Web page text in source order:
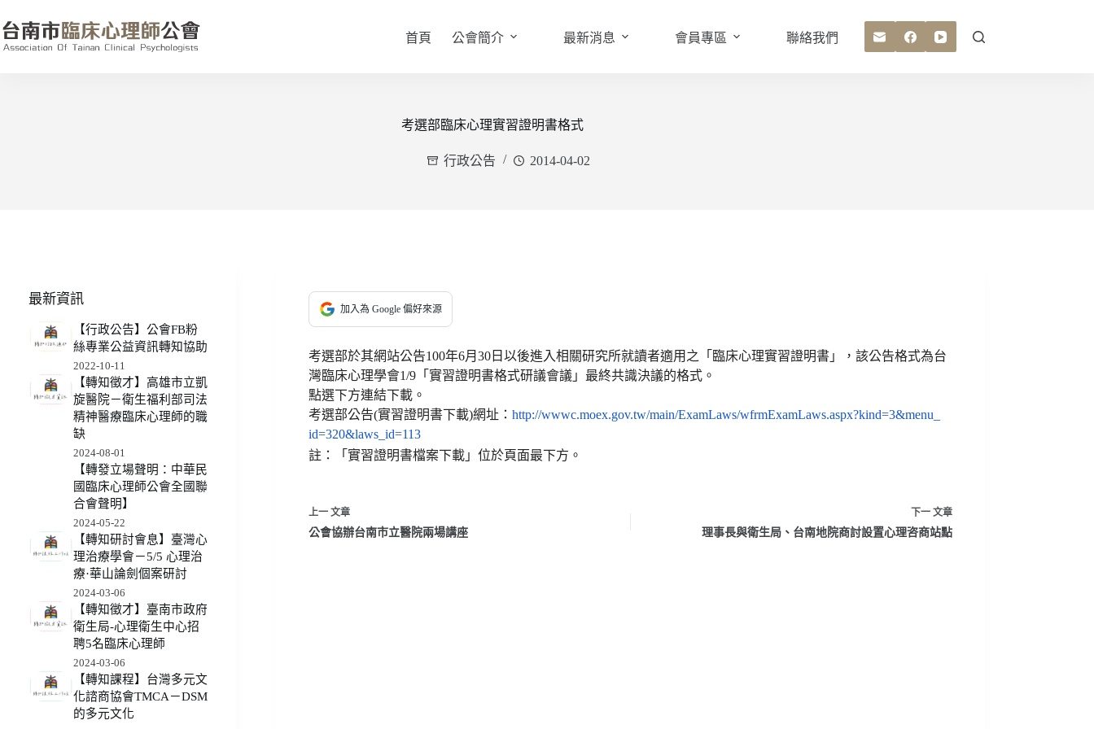
至
主
首頁 公會簡介 最新消息 會員專區 聯絡我們
考選部臨床心理實習證明書格式
行政公告 2014-04-02
加入為 Google 偏好來源
考選部於其網站公告100年6月 30日以後進入相關研究所就讀者適用之「臨床心理實習證明書」，該公告格式為台
灣臨床心理學會1/9「實習證明書格式研議會議」最終共識決議的格式。
點選下方連結下載。
考選部公告(實習證明書下載)網址： http://wwwc.moex.gov.tw/main/ExamLaws/wfrmExamLaws.aspx?kind=3&menu_
id=320&laws_id=113
註：「實習證明書檔案下載」位於頁面最下方。
上一 文章
公會協辦台南市立醫院兩場講座
下一 文章
理事長與衛生局、台南地院商討設置心理咨商站點
最新資訊
【行政公告】公會FB粉
絲專業公益資訊轉知協助
2022-10-11
【轉知徵才】高雄市立凱
旋醫院－衛生福利部司法
精神醫療臨床心理師的職
缺
2024-08-01
【轉發立場聲明：中華民
國臨床心理師公會全國聯
合會聲明】
2024-05-22
【轉知研討會息】臺灣心
理治療學會－5/5 心理治
療·華山論劍個案研討
2024-03-06
【轉知徵才】臺南市政府
衛生局-心理衛生中心招
聘5名臨床心理師
2024-03-06
【轉知課程】台灣多元文
化諮商協會TMCA－DSM
的多元文化